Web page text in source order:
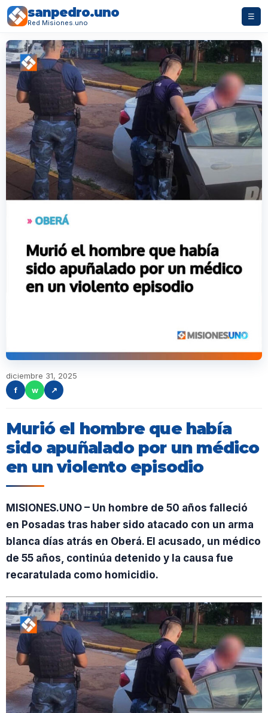
sanpedro.uno
Red Misiones.uno
☰
diciembre 31, 2025
f
w ↗
Murió el hombre que había
sido apuñalado por un médico
en un violento episodio
MISIONES.UNO – Un hombre de 50 años falleció
en Posadas tras haber sido atacado con un arma
blanca días atrás en Oberá. El acusado, un médico
de 55 años, continúa detenido y la causa fue
recaratulada como homicidio.